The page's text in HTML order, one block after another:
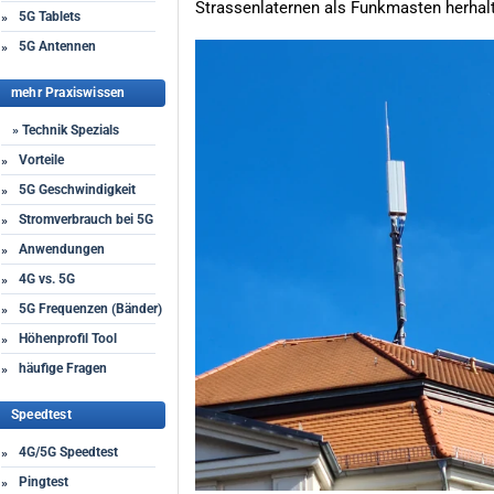
»
5G Tablets
»
5G Antennen
mehr Praxiswissen
» Technik Spezials
»
Vorteile
»
5G Geschwindigkeit
»
Stromverbrauch bei 5G
»
Anwendungen
»
4G vs. 5G
»
5G Frequenzen (Bänder)
»
Höhenprofil Tool
»
häufige Fragen
Speedtest
»
4G/5G Speedtest
»
Pingtest
Strassenlaternen als Funkmasten